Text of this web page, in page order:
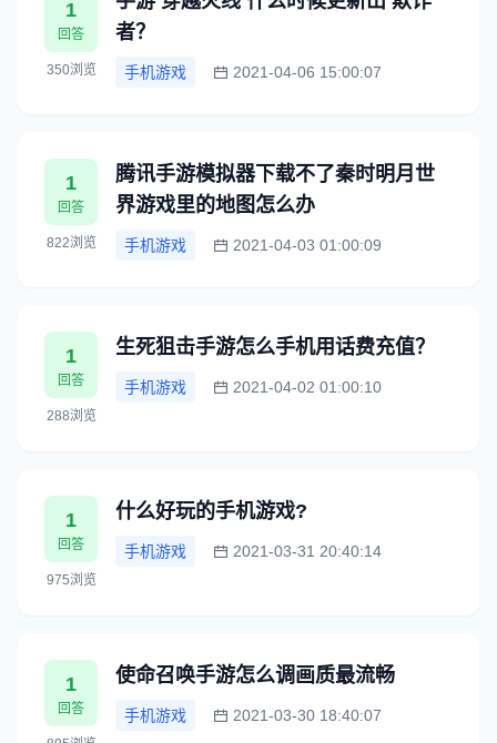
1
回答
350浏览
者？
手机游戏 2021-04-06 15:00:07
1
回答
822浏览
腾讯手游模拟器下载不了秦时明月世
界游戏里的地图怎么办
手机游戏 2021-04-03 01:00:09
1
回答
288浏览
生死狙击手游怎么手机用话费充值？
手机游戏 2021-04-02 01:00:10
1
回答
975浏览
什么好玩的手机游戏?
手机游戏 2021-03-31 20:40:14
1
回答
使命召唤手游怎么调画质最流畅
手机游戏 2021-03-30 18:40:07